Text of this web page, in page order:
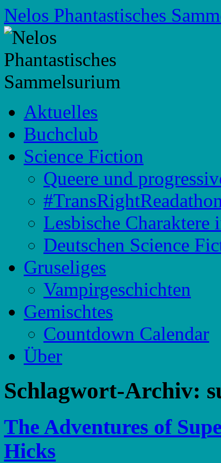
Zum
Inhalt
springen
Nelos Phantastisches
Aktuelles
Buchclub
Science Fiction
Queere und
Lesbische
Deutschen Science
Gruseliges
Vampirgeschichten
Gemischtes
Countdown Calendar
Über
Schlagwort-Archiv:
The Adventures of
Hicks